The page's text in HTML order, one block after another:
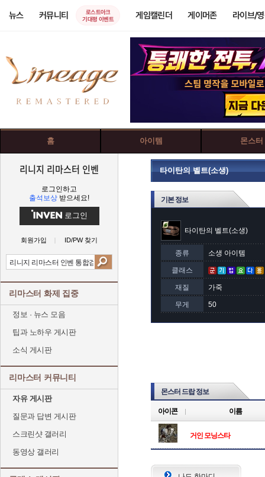
뉴스 커뮤니티
로스트아크
기대평 이벤트
게임캘린더 게이머존 라이브/
홈 아이템 몬스터
리니지 리마스터 인벤
로그인하고
출석보상 받으세요!
로그인
회원가입 ID/PW 찾기
리마스터 화제 집중
정보 · 뉴스 모음
팁과 노하우 게시판
소식 게시판
리마스터 커뮤니티
자유 게시판
질문과 답변 게시판
스크린샷 갤러리
동영상 갤러리
타이탄의 벨트(소생)
기본 정보
타이탄의 벨트(소생)
종류 소생 아이템
클래스
재질 가죽
무게 50
몬스터 드랍 정보
아이콘 이름
거인 모닝스타